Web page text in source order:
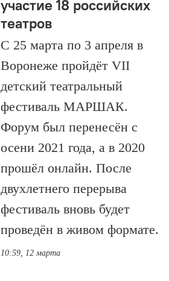
участие 18 российских
театров
С 25 марта по 3 апреля в
Воронеже пройдёт VII
детский театральный
фестиваль МАРШАК.
Форум был перенесён с
осени 2021 года, а в 2020
прошёл онлайн. После
двухлетнего перерыва
фестиваль вновь будет
проведён в живом формате.
10:59, 12 марта